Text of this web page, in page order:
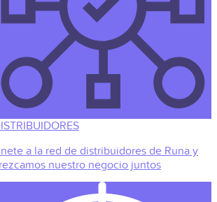
a la red de distribuidores de Runa y
nuestro negocio juntos